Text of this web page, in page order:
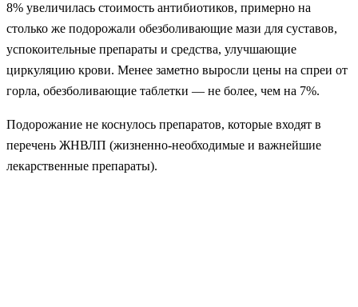
8% увеличилась стоимость антибиотиков, примерно на
столько же подорожали обезболивающие мази для суставов,
успокоительные препараты и средства, улучшающие
циркуляцию крови. Менее заметно выросли цены на спреи от
горла, обезболивающие таблетки — не более, чем на 7%.
Подорожание не коснулось препаратов, которые входят в
перечень ЖНВЛП (жизненно-необходимые и важнейшие
лекарственные препараты).